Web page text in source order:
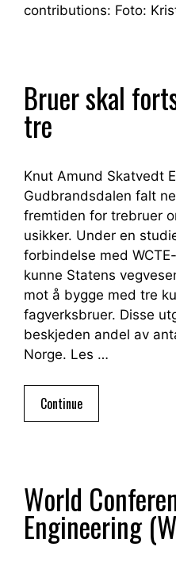
contributions: Foto:
Bruer skal
tre
Knut Amund Skatvedt
Gudbrandsdalen falt
fremtiden for trebruer
usikker. Under en
forbindelse med
kunne Statens
mot å bygge med tre
fagverksbruer. Disse
beskjeden andel av
Norge. Les …
Continue
World
Engineering